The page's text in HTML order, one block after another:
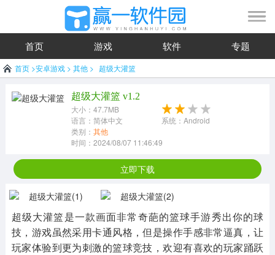
首页 游戏 软件 专题
首页 >安卓游戏 > 其他 > 超级大灌篮
超级大灌篮 v1.2
大小：47.7MB
语言：简体中文
系统：Android
类别： 其他
时间：2024/08/07 11:46:49
立即下载
超级大灌篮是一款画面非常奇葩的篮球手游秀出你的球
技，游戏虽然采用卡通风格，但是操作手感非常逼真，让
玩家体验到更为刺激的篮球竞技，欢迎有喜欢的玩家踊跃